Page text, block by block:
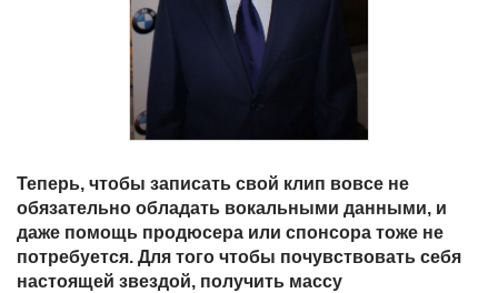
Теперь, чтобы записать свой клип вовсе не
обязательно обладать вокальными данными, и
даже помощь продюсера или спонсора тоже не
потребуется. Для того чтобы почувствовать себя
настоящей звездой, получить массу